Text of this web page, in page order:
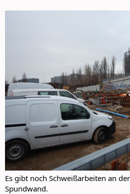
Es gibt noch Schweißarbeiten an
Spundwand.